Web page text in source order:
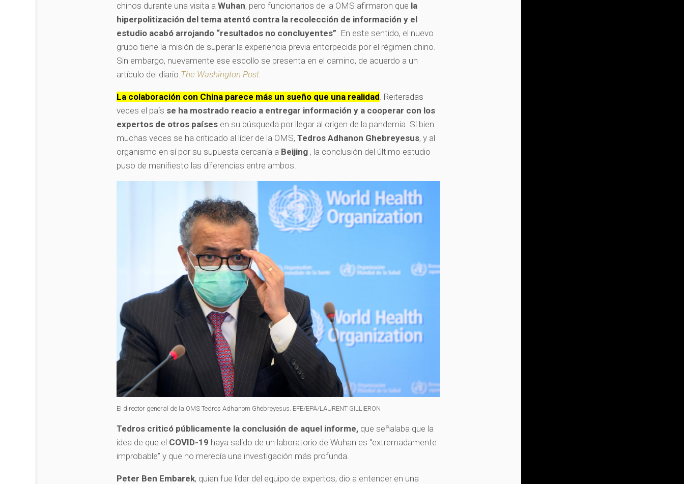
chinos durante una visita aWuhan, pero funcionarios de la OMS afirmaron que la
hiperpolitización del tema atentó contra la recolección de información y el
estudio acabó arrojando “resultados no concluyentes”. En este sentido, el nuevo
grupo tiene la misión de superar la experiencia previa entorpecida por el régimen chino.
Sin embargo, nuevamente ese escollo se presenta en el camino, de acuerdo a un
artículo del diario The Washington Post.
La colaboración con China parece más un sueño que una realidad. Reiteradas
veces el país se ha mostrado reacio a entregar información y a cooperar con los
expertos de otros países en su búsqueda por llegar al origen de la pandemia. Si bien
muchas veces se ha criticado al líder de la OMS,Tedros Adhanon Ghebreyesus, y al
organismo en sí por su supuesta cercanía a Beijing , la conclusión del último estudio
puso de manifiesto las diferencias entre ambos.
El director general de la OMS Tedros Adhanom Ghebreyesus. EFE/EPA/LAURENT GILLIERON
Tedros criticó públicamente la conclusión de aquel informe, que señalaba que la
idea de que el COVID-19 haya salido de un laboratorio de Wuhan es “extremadamente
improbable” y que no merecía una investigación más profunda.
Peter Ben Embarek, quien fue líder del equipo de expertos, dio a entender en una